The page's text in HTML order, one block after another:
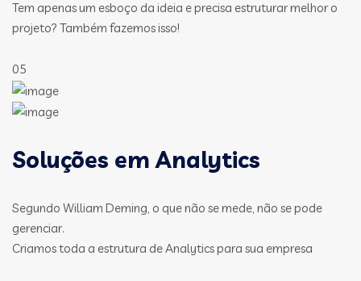
Tem apenas um esboço da ideia e precisa estruturar melhor o
projeto? Também fazemos isso!
05
Soluções em Analytics
Segundo William Deming, o que não se mede, não se pode
gerenciar.
Criamos toda a estrutura de Analytics para sua empresa